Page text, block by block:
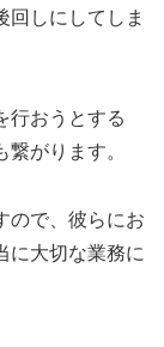
回しにしてしま
行おうとする
がります。
ので、彼らにお
に大切な業務に